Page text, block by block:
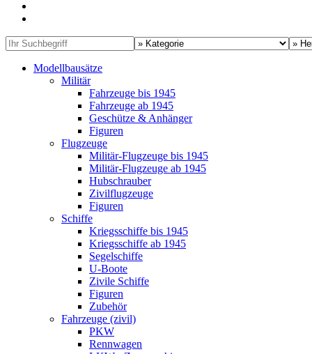
Modellbausätze
Militär
Fahrzeuge bis 1945
Fahrzeuge ab 1945
Geschütze & Anhänger
Figuren
Flugzeuge
Militär-Flugzeuge bis 1945
Militär-Flugzeuge ab 1945
Hubschrauber
Zivilflugzeuge
Figuren
Schiffe
Kriegsschiffe bis 1945
Kriegsschiffe ab 1945
Segelschiffe
U-Boote
Zivile Schiffe
Figuren
Zubehör
Fahrzeuge (zivil)
PKW
Rennwagen